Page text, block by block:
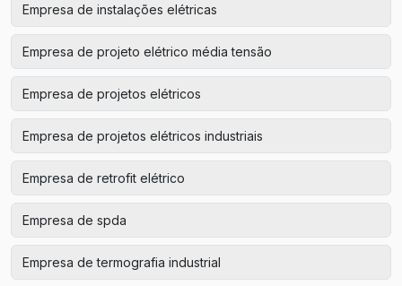
Empresa de instalações elétricas
Empresa de projeto elétrico média tensão
Empresa de projetos elétricos
Empresa de projetos elétricos industriais
Empresa de retrofit elétrico
Empresa de spda
Empresa de termografia industrial